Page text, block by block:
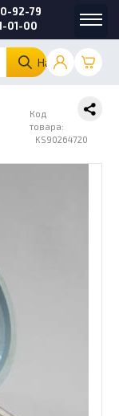
Найти
92-79
01-00
Код
товара:
KS90264720